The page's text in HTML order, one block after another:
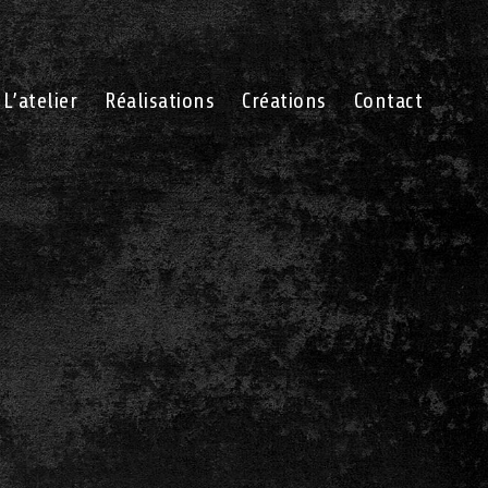
L’atelier Réalisations Créations Contact